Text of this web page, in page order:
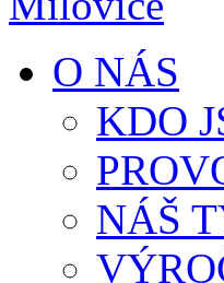
O NÁS
KDO
NÁŠ